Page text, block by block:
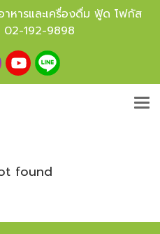
หารและเครื่องดื่ม ฟู้ด โฟกัส
02-192-9898
found